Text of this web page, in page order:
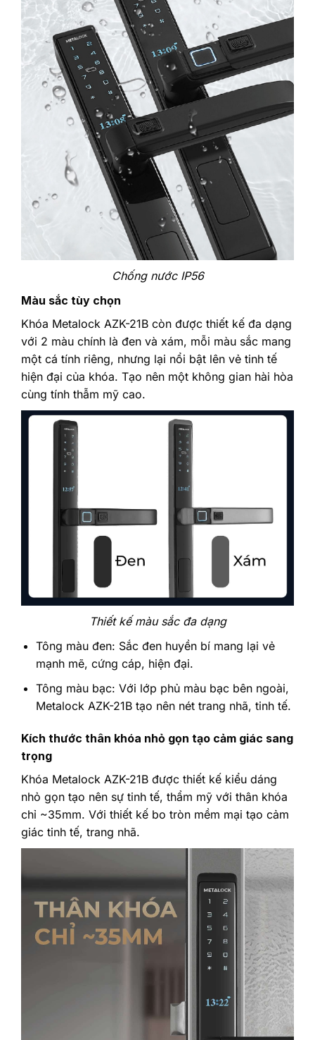
Chống nước IP56
Màu sắc tùy chọn
Khóa Metalock AZK-21B còn được thiết kế đa dạng
với 2 màu chính là đen và xám, mỗi màu sắc mang
một cá tính riêng, nhưng lại nổi bật lên vẻ tinh tế
hiện đại của khóa. Tạo nên một không gian hài hòa
cùng tính thẫm mỹ cao.
Thiết kế màu sắc đa dạng
Tông màu đen: Sắc đen huyền bí mang lại vẻ
mạnh mẽ, cứng cáp, hiện đại.
Tông màu bạc: Với lớp phủ màu bạc bên ngoài,
Metalock AZK-21B tạo nên nét trang nhã, tinh tế.
Kích thước thân khóa nhỏ gọn tạo cảm giác sang
trọng
Khóa Metalock AZK-21B được thiết kế kiểu dáng
nhỏ gọn tạo nên sự tinh tế, thẩm mỹ với thân khóa
chỉ ~35mm. Với thiết kế bo tròn mềm mại tạo cảm
giác tinh tế, trang nhã.